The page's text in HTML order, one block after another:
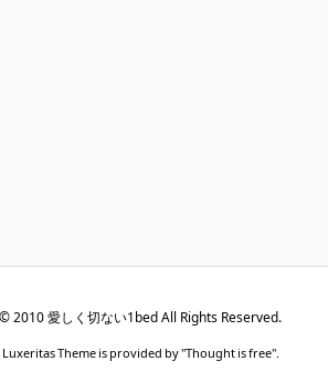
2010 愛しく切ない1bedAll Rights Reserved.
Theme is provided by "Thought is free".